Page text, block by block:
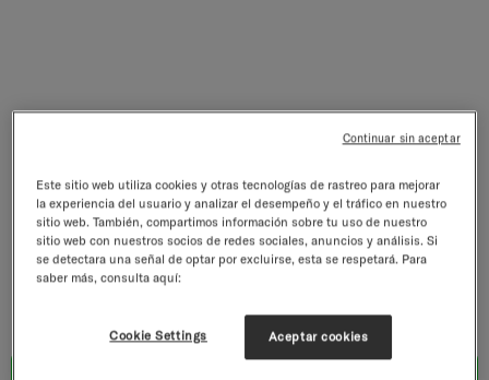
12 raciones · Vitaminas · Sin azúcar
4.5/5 4 reseñas
Precio de venta
€8,99incl. IVA excl.gastos de envío
Selecciona una opción:
FRAMBUESA-MELISA
Este sitio web utiliza cookies y otras tecnologías de rastreo para mejorar
la experiencia del usuario y analizar el desempeño y el tráfico en nuestro
sitio web. También, compartimos información sobre tu uso de nuestro
sitio web con nuestros socios de redes sociales, anuncios y análisis. Si
se detectara una señal de optar por excluirse, esta se respetará. Para
saber más, consulta aquí:
Aceptar cookies
Cookie Settings
Continuar sin aceptar